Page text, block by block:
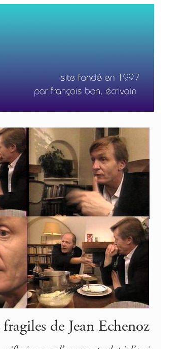
de Jean Echenoz